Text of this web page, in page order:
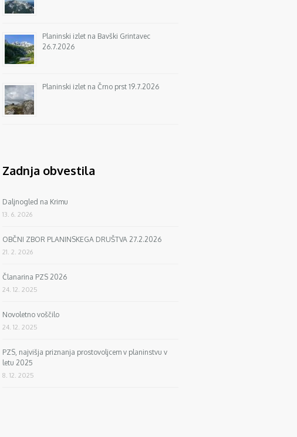
Planinski izlet na Bavški Grintavec
26.7.2026
Planinski izlet na Črno prst 19.7.2026
Zadnja obvestila
Daljnogled na Krimu
13. 6. 2026
OBČNI ZBOR PLANINSKEGA DRUŠTVA 27.2.2026
21. 2. 2026
Članarina PZS 2026
24. 12. 2025
Novoletno voščilo
24. 12. 2025
PZS, najvišja priznanja prostovoljcem v planinstvu v
letu 2025
8. 12. 2025